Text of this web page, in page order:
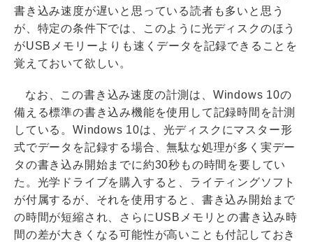
書き込み速度が遅いと思っている読者も多いと思う
が、特定の条件下では、このように光ディスクのほう
がUSBメモリーよりも速くデータを記録できることを
覚えておいて欲しい。
なお、この書き込み速度の計測は、Windows 10の
備える標準の書き込み機能を使用して記録時間を計測
している。Windows 10は、光ディスクにマスター形
式でデータを記録する場合、無駄な処理が多く実デー
タの書き込み開始までに約30秒もの時間を要してい
た。光学ドライブを購入すると、ライティングソフト
が付属するが、それを使用すると、書き込み開始まで
の時間が短縮され、さらにUSBメモリとの書き込み時
間の差が大きくなる可能性が高いことも付記しておき